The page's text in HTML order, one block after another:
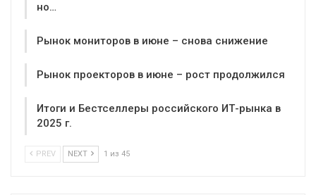
но…
Рынок мониторов в июне – снова снижение
Рынок проекторов в июне – рост продолжился
Итоги и Бестселлеры российского ИТ-рынка в
2025 г.
PREV NEXT 1 из 45